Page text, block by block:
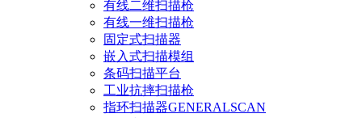
有线二维扫描枪
有线一维扫描枪
固定式扫描器
嵌入式扫描模组
条码扫描平台
工业抗摔扫描枪
指环扫描器GENERALSCAN